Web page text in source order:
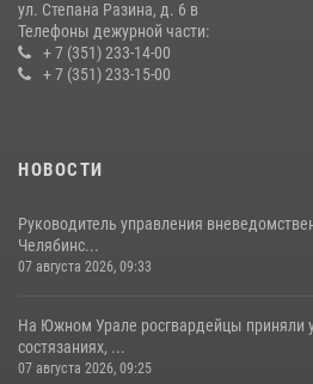
ул. Степана Разина, д. 6 в
Телефоны дежурной части:
+ 7 (351) 233-14-00
+ 7 (351) 233-15-00
НОВОСТИ
Руководитель управления
Челябинс...
07 августа 2026, 09:33
На Южном Урале росгвардейцы приняли
состязаниях, ...
07 августа 2026, 09:25